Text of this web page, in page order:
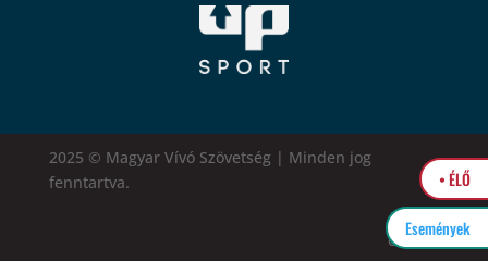
2025 © Magyar Vívó Szövetség | Minden jog
fenntartva.
easytel
• ÉLŐ
Események